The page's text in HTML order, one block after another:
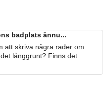
badplats ännu...
att skriva några rader om
långgrunt? Finns det